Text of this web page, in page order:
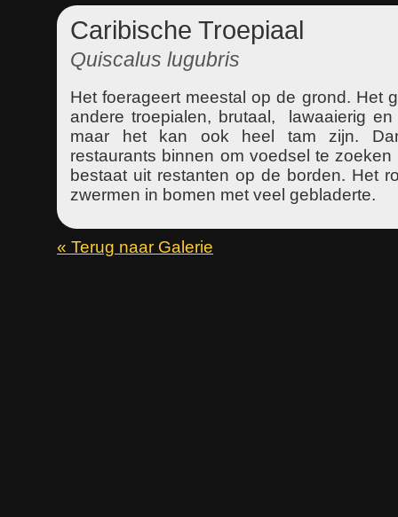
Caribische Troepiaal
Quiscalus lugubris
Het foerageert meestal op de grond. Het
andere troepialen, brutaal, lawaaierig en
maar het kan ook heel tam zijn.
restaurants binnen om voedsel te zoeken
bestaat uit restanten op de borden. Het
zwermen in bomen met veel gebladerte.
« Terug naar Galerie